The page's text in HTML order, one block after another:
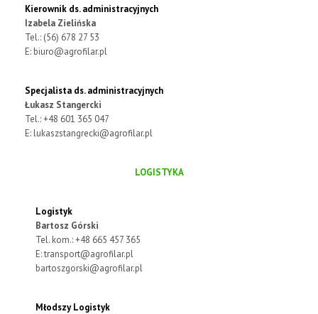
Kierownik ds. administracyjnych
Izabela Zielińska
Tel.: (56) 678 27 53
E: biuro@agrofilar.pl
Specjalista ds. administracyjnych
Łukasz Stangercki
Tel.: +48 601 365 047
E: lukaszstangrecki@agrofilar.pl
LOGISTYKA
Logistyk
Bartosz Górski
Tel. kom.: +48 665 457 365
E:transport@agrofilar.pl
bartoszgorski@agrofilar.pl
Młodszy Logistyk